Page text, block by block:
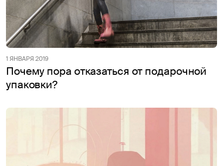
1 ЯНВАРЯ 2019
Почему пора отказаться от подарочной
упаковки?